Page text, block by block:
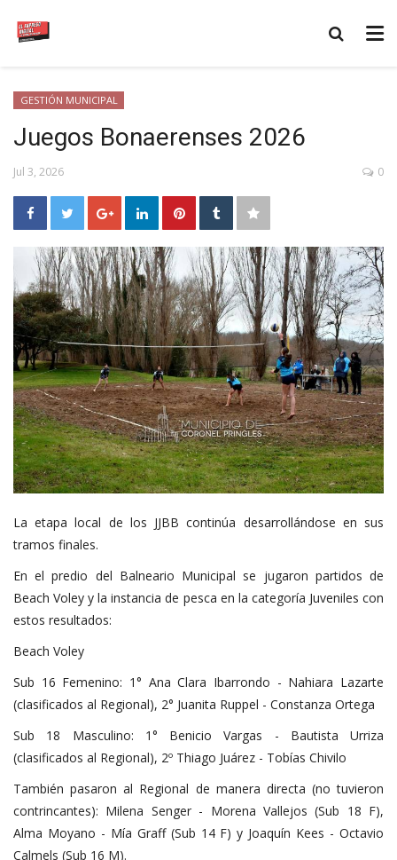
GESTIÓN MUNICIPAL
Juegos Bonaerenses 2026
Jul 3, 2026 0
La etapa local de los JJBB continúa desarrollándose en sus
tramos finales.
En el predio del Balneario Municipal se jugaron partidos de
Beach Voley y la instancia de pesca en la categoría Juveniles con
estos resultados:
Beach Voley
Sub 16 Femenino: 1° Ana Clara Ibarrondo - Nahiara Lazarte
(clasificados al Regional), 2° Juanita Ruppel - Constanza Ortega
Sub 18 Masculino: 1° Benicio Vargas - Bautista Urriza
(clasificados al Regional), 2º Thiago Juárez - Tobías Chivilo
También pasaron al Regional de manera directa (no tuvieron
contrincantes): Milena Senger - Morena Vallejos (Sub 18 F),
Alma Moyano - Mía Graff (Sub 14 F) y Joaquín Kees - Octavio
Calmels (Sub 16 M).